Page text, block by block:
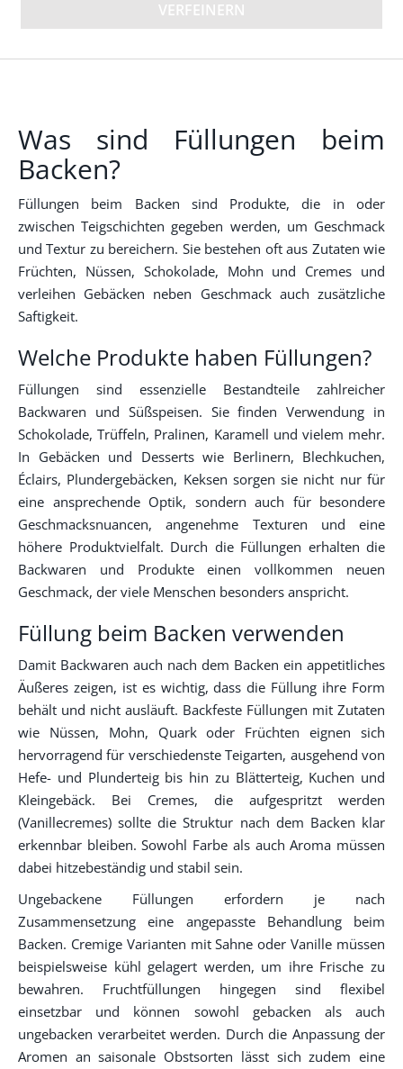
VERFEINERN
Was sind Füllungen beim
Backen?
Füllungen beim Backen sind Produkte, die in oder
zwischen Teigschichten gegeben werden, um Geschmack
und Textur zu bereichern. Sie bestehen oft aus Zutaten wie
Früchten, Nüssen, Schokolade, Mohn und Cremes und
verleihen Gebäcken neben Geschmack auch zusätzliche
Saftigkeit.
Welche Produkte haben Füllungen?
Füllungen sind essenzielle Bestandteile zahlreicher
Backwaren und Süßspeisen. Sie finden Verwendung in
Schokolade, Trüffeln, Pralinen, Karamell und vielem mehr.
In Gebäcken und Desserts wie Berlinern, Blechkuchen,
Éclairs, Plundergebäcken, Keksen sorgen sie nicht nur für
eine ansprechende Optik, sondern auch für besondere
Geschmacksnuancen, angenehme Texturen und eine
höhere Produktvielfalt. Durch die Füllungen erhalten die
Backwaren und Produkte einen vollkommen neuen
Geschmack, der viele Menschen besonders anspricht.
Füllung beim Backen verwenden
Damit Backwaren auch nach dem Backen ein appetitliches
Äußeres zeigen, ist es wichtig, dass die Füllung ihre Form
behält und nicht ausläuft. Backfeste Füllungen mit Zutaten
wie Nüssen, Mohn, Quark oder Früchten eignen sich
hervorragend für verschiedenste Teigarten, ausgehend von
Hefe- und Plunderteig bis hin zu Blätterteig, Kuchen und
Kleingebäck. Bei Cremes, die aufgespritzt werden
(Vanillecremes) sollte die Struktur nach dem Backen klar
erkennbar bleiben. Sowohl Farbe als auch Aroma müssen
dabei hitzebeständig und stabil sein.
Ungebackene Füllungen erfordern je nach
Zusammensetzung eine angepasste Behandlung beim
Backen. Cremige Varianten mit Sahne oder Vanille müssen
beispielsweise kühl gelagert werden, um ihre Frische zu
bewahren. Fruchtfüllungen hingegen sind flexibel
einsetzbar und können sowohl gebacken als auch
ungebacken verarbeitet werden. Durch die Anpassung der
Aromen an saisonale Obstsorten lässt sich zudem eine